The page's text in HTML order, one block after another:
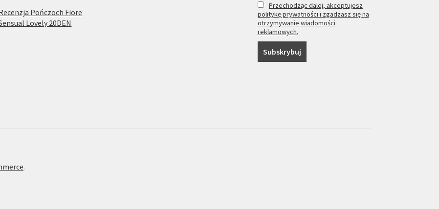
Pończoch Fiore
Lovely 20DEN
Przechodząc dalej, akceptujesz
politykę prywatności i zgadzasz się na
otrzymywanie wiadomości
reklamowych.
.